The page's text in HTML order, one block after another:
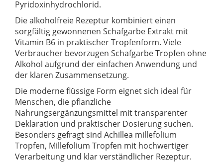
Pyridoxinhydrochlorid.
Die alkoholfreie Rezeptur kombiniert einen
sorgfältig gewonnenen Schafgarbe Extrakt mit
Vitamin B6 in praktischer Tropfenform. Viele
Verbraucher bevorzugen Schafgarbe Tropfen ohne
Alkohol aufgrund der einfachen Anwendung und
der klaren Zusammensetzung.
Die moderne flüssige Form eignet sich ideal für
Menschen, die pflanzliche
Nahrungsergänzungsmittel mit transparenter
Deklaration und praktischer Dosierung suchen.
Besonders gefragt sind Achillea millefolium
Tropfen, Millefolium Tropfen mit hochwertiger
Verarbeitung und klar verständlicher Rezeptur.